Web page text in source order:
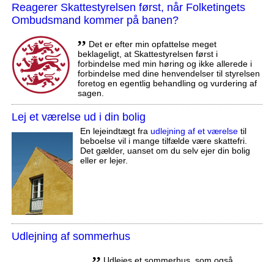
Reagerer Skattestyrelsen først, når Folketingets
Ombudsmand kommer på banen?
,, Det er efter min opfattelse meget
beklageligt, at Skattestyrelsen først i
forbindelse med min høring og ikke allerede i
forbindelse med dine henvendelser til styrelsen
foretog en egentlig behandling og vurdering af
sagen.
Lej et værelse ud i din bolig
En lejeindtægt fra udlejning af et værelsetil
beboelse vil i mange tilfælde være skattefri.
Det gælder, uanset om du selv ejer din bolig
eller er lejer.
Udlejning af sommerhus
,, Udlejes et sommerhus, som også